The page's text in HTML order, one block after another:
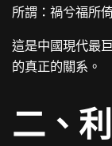
所謂：禍兮福所
這是中國現代最
的真正的關系。
二、